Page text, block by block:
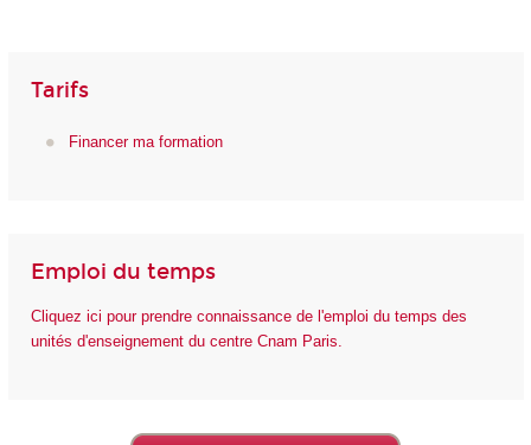
Tarifs
Financer ma formation
Emploi du temps
Cliquez ici pour prendre connaissance de l'emploi du temps des
unités d'enseignement du centre Cnam Paris.